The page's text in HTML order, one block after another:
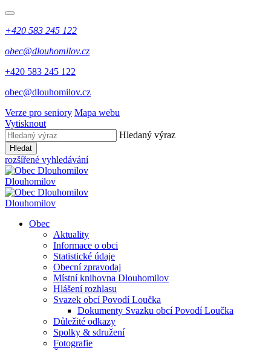
+420 583 245 122
obec@dlouhomilov.cz
+420 583 245 122
obec@dlouhomilov.cz
Verze pro seniory Mapa webu
Vytisknout
Hledaný výraz
Hledat
rozšířené vyhledávání
Dlouhomilov
Dlouhomilov
Obec
Aktuality
Informace o obci
Statistické údaje
Obecní zpravodaj
Místní knihovna Dlouhomilov
Hlášení rozhlasu
Svazek obcí Povodí Loučka
Dokumenty Svazku obcí Povodí Loučka
Důležité odkazy
Spolky & sdružení
Fotografie